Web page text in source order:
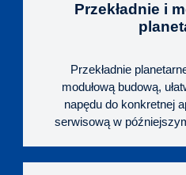
Przekładnie i
Przekładnie
modułową budową,
napędu do konkretnej
serwisową w